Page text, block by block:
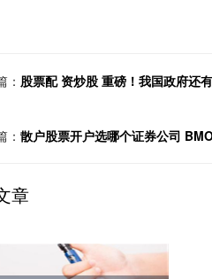
： 股票配 资炒股 重磅！我国政府还
： 散户股票开户选哪个证券公司
章